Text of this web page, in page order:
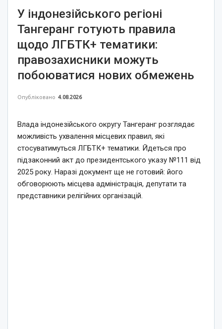
У індонезійського регіоні
Тангеранг готують правила
щодо ЛГБТК+ тематики:
правозахисники можуть
побоюватися нових обмежень
Опубліковано 4.08.2026
Влада індонезійського округу Тангеранг розглядає
можливість ухвалення місцевих правил, які
стосуватимуться ЛГБТК+ тематики. Йдеться про
підзаконний акт до президентського указу №111 від
2025 року. Наразі документ ще не готовий: його
обговорюють місцева адміністрація, депутати та
представники релігійних організацій.